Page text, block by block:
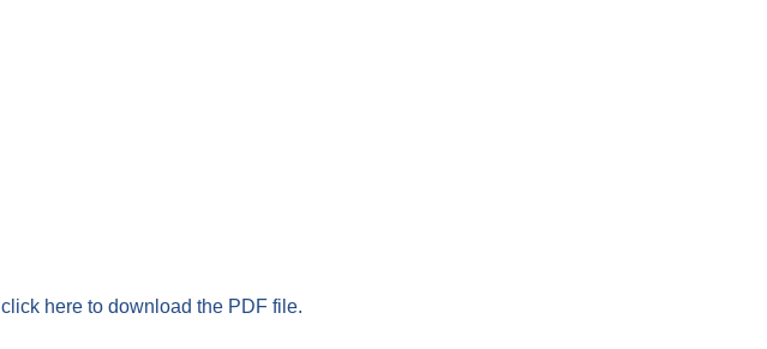
click here to download the PDF file.